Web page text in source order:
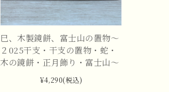
巳、木製鏡餅、富士山の置物～
２025干支・干支の置物・蛇・
木の鏡餅・正月飾り・富士山～
¥4,290(税込)